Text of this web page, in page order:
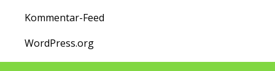
Kommentar-Feed
WordPress.org